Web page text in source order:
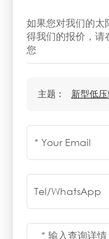
如果您对我们的太
得我们的报价，请
您
主题 : 新型低